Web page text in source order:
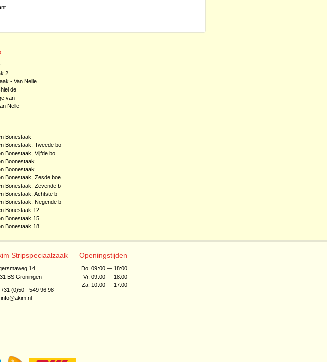
2
- Van Nelle
de
van
Nelle
Bonestaak
Bonestaak, Tweede bo
Bonestaak, Vijfde bo
Boonestaak.
Boonestaak.
Bonestaak, Zesde boe
Bonestaak, Zevende b
Bonestaak, Achtste b
Bonestaak, Negende b
Bonestaak 12
Bonestaak 15
Bonestaak 18
Stripspeciaalzaak
14
BS Groningen
+31 (0)50 - 549 96 98
info@akim.nl
Openingstijden
Do. 09:00 — 18:00
Vr. 09:00 — 18:00
Za. 10:00 — 17:00